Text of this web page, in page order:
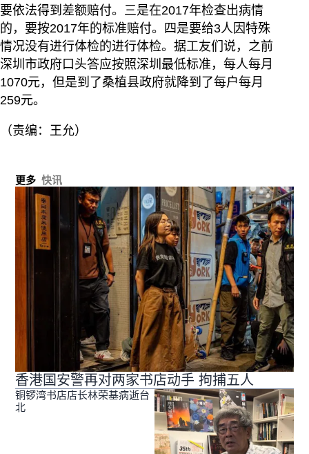
要依法得到差额赔付。三是在2017年检查出病情
的，要按2017年的标准赔付。四是要给3人因特殊
情况没有进行体检的进行体检。据工友们说，之前
深圳市政府口头答应按照深圳最低标准，每人每月
1070元，但是到了桑植县政府就降到了每户每月
259元。
（责编：王允）
更多 快讯
香港国安警再对两家书店动手 拘捕五人
铜锣湾书店店长林荣基病逝台
北